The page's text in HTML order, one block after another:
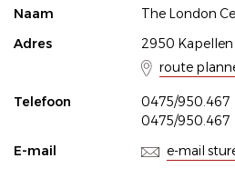
Naam
The London
Adres
2950 Kapellen
route
Telefoon
0475/950.467
0475/950.467
E-mail
e-mail